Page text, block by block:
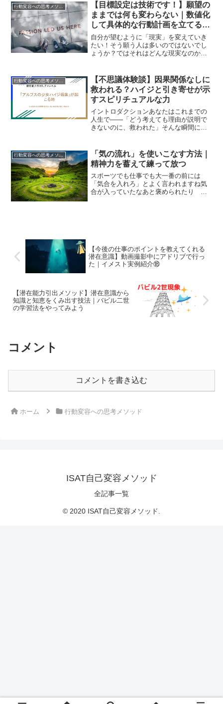
【目標設定は技術です！】願望の
ままでは何も変わらない｜数値化
して具体的な行動計画を立てると
潜在意識が動き出し望んだ未来が
手に入る
自分が望むように「現実」を変えていき
たい！そう願う人は多いのではないでし
ょうか？ではそれはどんな現実なのか？
る人が多いのではないかと思いますでも
「願望」には現実を変える...
【不思議体験談】因果関係なしに
救われる？ハイジと引き寄せが示
すスピリチュアルな力
イントロダクションあなたはこれまでの
人生で——「どう考えても理由が説明で
きないのに、救われた」そんな瞬間に、
象」と呼んでいます。どういう意味なの
か？そしてこの現象をどうす...
行動変容への思考メソッド
「気の流れ」を使いこなす方法｜
精神力を蓄えて練って放つ
スポーツでも仕事でも大一番の前には
「気合を入れろ」とよく言われますね気
合が入っていたなあと褒められたり 気
【今後の仕事のポイントを教えてくれる
潜在意識】動画撮影中にアドリブで行っ
た｜イメスト実例紹介⑱
【潜在能力引出メソッド】潜在意識から
知識と知恵をくみ出す技法｜バビル二世
の学習法をやってみよう
コメント
コメントを書き込む
ホーム 行動変容への思考メソッド
ISAT自己変容メソッド
全記事一覧
© 2020 ISAT自己変容メソッド.